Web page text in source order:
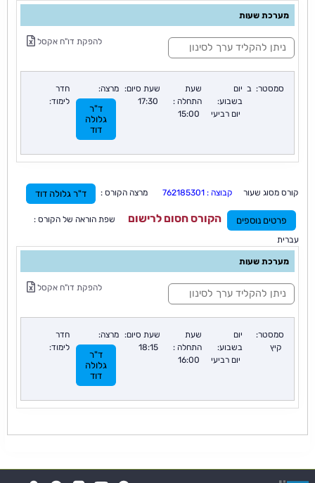
מערכת שעות
ס
נ
ו
להפקת דו"ח אקסל
סמסטר: ב יום
בשבוע:
יום רביעי
שעת
התחלה :
שעת סיום: מרצה:
ד"ר
גלולה
דוד
חדר
לימוד:
קורס מסוג שעור קבוצה : 762185301 מרצה הקורס : ד"ר גלולה דוד
פרטים נוספים הקורס חסום לרישום שפת הוראה של הקורס :
עברית
מערכת שעות
ס
נ
ו
להפקת דו"ח אקסל
סמסטר:
קיץ
יום
בשבוע:
יום רביעי
שעת
התחלה :
שעת סיום:
18:15
מרצה:
ד"ר
גלולה
דוד
חדר
לימוד: